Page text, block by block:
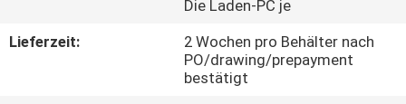
QUALITÄTSKONTROLLE
Die Laden-PC je
Lieferzeit:
2 Wochen pro Behälter nach
PO/drawing/prepayment
bestätigt